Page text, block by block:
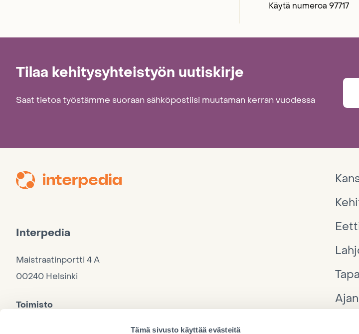
Tämä sivusto käyttää evästeitä
Käytä numeroa 97717
Tilaa kehitysyhteistyön uutiskirje
Saat tietoa työstämme suoraan sähköpostiisi muutaman kerran vuodessa
Interpedia
Maistraatinportti 4 A
00240 Helsinki
Toimisto